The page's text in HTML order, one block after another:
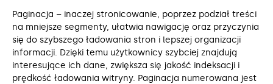
Paginacja – inaczej stronicowanie, poprzez podział treści
na mniejsze segmenty, ułatwia nawigację oraz przyczynia
się do szybszego ładowania stron i lepszej organizacji
informacji. Dzięki temu użytkownicy szybciej znajdują
interesujące ich dane, zwiększa się jakość indeksacji i
prędkość ładowania witryny. Paginacja numerowana jest